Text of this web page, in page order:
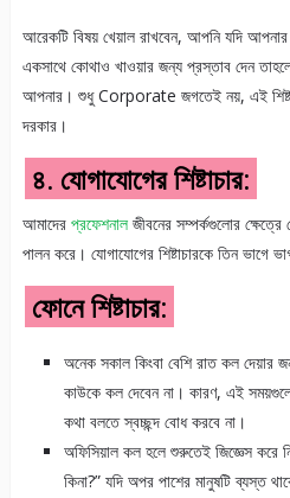
আরেকটি বিষয় খেয়াল রাখবেন, আপনি যদি
একসাথে কোথাও খাওয়ার জন্য প্রস্তাব দেন তাহলে
আপনার। শুধু Corporate জগতেই নয়, এই
দরকার।
৪. যোগাযোগের শিষ্টাচার:
আমাদের প্রফেশনালজীবনের সম্পর্কগুলোর
পালন করে। যোগাযোগের শিষ্টাচারকে তিন ভাগে
ফোনে শিষ্টাচার:
অনেক সকাল কিংবা বেশি রাত কল
কাউকে কল দেবেন না। কারণ, এই
কথা বলতে স্বচ্ছন্দ বোধ করবে না।
অফিসিয়াল কল হলে শুরুতেই জিজ্ঞেস করে
কিনা?” যদি অপর পাশের মানুষটি ব্যস্ত